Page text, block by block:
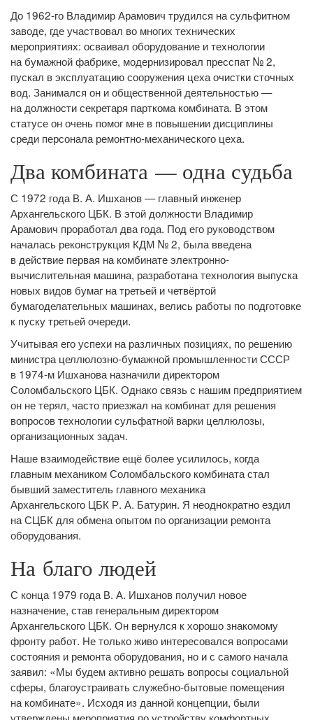
До 1962-го Владимир Арамович трудился на сульфитном
заводе, где участвовал во многих технических
мероприятиях: осваивал оборудование и технологии
на бумажной фабрике, модернизировал пресспат № 2,
пускал в эксплуатацию сооружения цеха очистки сточных
вод. Занимался он и общественной деятельностью —
на должности секретаря парткома комбината. В этом
статусе он очень помог мне в повышении дисциплины
среди персонала ремонтно-механического цеха.
Два комбината — одна судьба
С 1972 года В. А. Ишханов — главный инженер
Архангельского ЦБК. В этой должности Владимир
Арамович проработал два года. Под его руководством
началась реконструкция КДМ № 2, была введена
в действие первая на комбинате электронно-
вычислительная машина, разработана технология выпуска
новых видов бумаг на третьей и четвёртой
бумагоделательных машинах, велись работы по подготовке
к пуску третьей очереди.
Учитывая его успехи на различных позициях, по решению
министра целлюлозно-бумажной промышленности СССР
в 1974‑м Ишханова назначили директором
Соломбальского ЦБК. Однако связь с нашим предприятием
он не терял, часто приезжал на комбинат для решения
вопросов технологии сульфатной варки целлюлозы,
организационных задач.
Наше взаимодействие ещё более усилилось, когда
главным механиком Соломбальского комбината стал
бывший заместитель главного механика
Архангельского ЦБК Р. А. Батурин. Я неоднократно ездил
на СЦБК для обмена опытом по организации ремонта
оборудования.
На благо людей
С конца 1979 года В. А. Ишханов получил новое
назначение, став генеральным директором
Архангельского ЦБК. Он вернулся к хорошо знакомому
фронту работ. Не только живо интересовался вопросами
состояния и ремонта оборудования, но и с самого начала
заявил: «Мы будем активно решать вопросы социальной
сферы, благоустраивать служебно-бытовые помещения
на комбинате». Исходя из данной концепции, были
утверждены мероприятия по устройству комфортных